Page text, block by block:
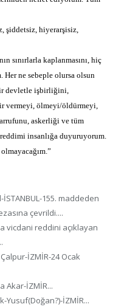
şiddetsiz, hiyerarşisiz,
sınırlarla kaplanmasını, hiç
Her ne sebeple olursa olsun
devletle işbirliğini,
vermeyi, ölmeyi/öldürmeyi,
askerliği ve tüm
insanlığa duyuruyorum.
155. maddeden
çevrildi....
vicdani reddini açıklayan
İZMİR-24 Ocak
Akar-İZMİR...
Yusuf(Doğan?)-İZMİR...